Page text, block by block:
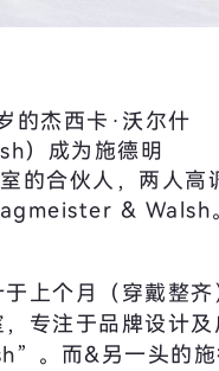
的杰西卡·沃尔什
）成为施德明
的合伙人，两人高
& Walsh
上个月（穿戴整齐
专注于品牌设计及
。而&另一头的